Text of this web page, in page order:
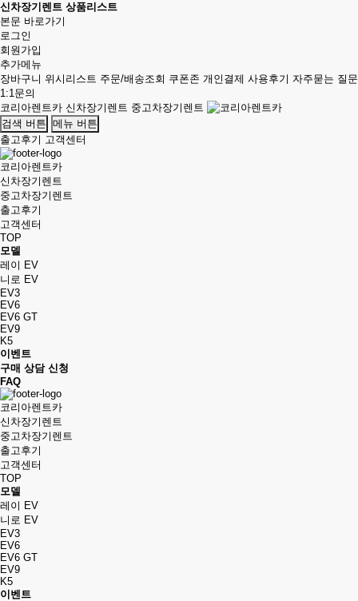
신차장기렌트 상품리스트
본문 바로가기
로그인
회원가입
추가메뉴
장바구니 위시리스트 주문/배송조회 쿠폰존 개인결제 사용후기 자주묻는 질문
1:1문의
코리아렌트카 신차장기렌트 중고차장기렌트
검색 버튼 메뉴 버튼
출고후기 고객센터
코리아렌트카
신차장기렌트
중고차장기렌트
출고후기
고객센터
TOP
모델
레이 EV
니로 EV
EV3
EV6
EV6 GT
EV9
K5
이벤트
구매 상담 신청
FAQ
코리아렌트카
신차장기렌트
중고차장기렌트
출고후기
고객센터
TOP
모델
레이 EV
니로 EV
EV3
EV6
EV6 GT
EV9
K5
이벤트